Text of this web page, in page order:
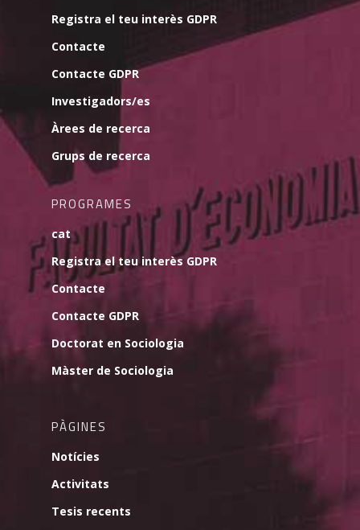
Registra el teu interès GDPR
Contacte
Contacte GDPR
Investigadors/es
Àrees de recerca
Grups de recerca
PROGRAMES
cat
Registra el teu interès GDPR
Contacte
Contacte GDPR
Doctorat en Sociologia
Màster de Sociologia
PÀGINES
Notícies
Activitats
Tesis recents